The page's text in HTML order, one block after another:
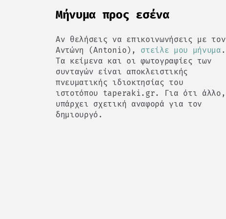
Mήνυμα προς εσένα
Αν θελήσεις να επικοινωνήσεις με τον
Αντώνη (Antonio), στείλε μου μήνυμα .
Τα κείμενα και οι φωτογραφίες των
συνταγών είναι αποκλειστικής
πνευματικής ιδιοκτησίας του
ιστοτόπου taperaki.gr. Για ότι άλλο,
υπάρχει σχετική αναφορά για τον
δημιουργό.